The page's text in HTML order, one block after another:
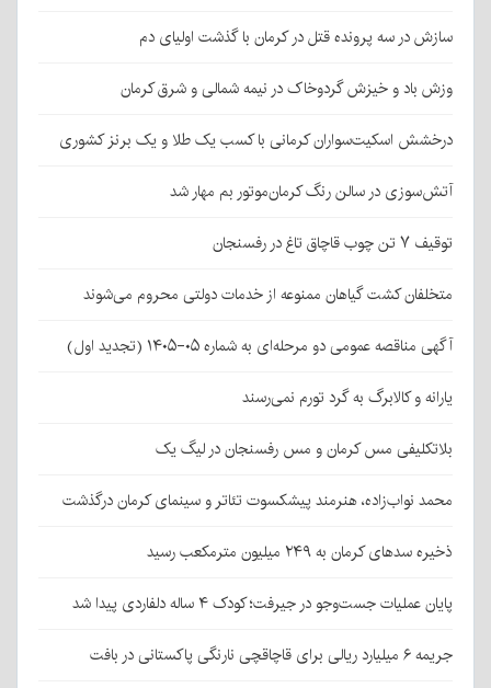
سازش در سه پرونده قتل در کرمان با گذشت اولیای دم
وزش باد و خیزش گردوخاک در نیمه شمالی و شرق کرمان
درخشش اسکیت‌سواران کرمانی با کسب یک طلا و یک برنز کشوری
آتش‌سوزی در سالن رنگ کرمان‌موتور بم مهار شد
توقیف ۷ تن چوب قاچاق تاغ در رفسنجان
متخلفان کشت گیاهان ممنوعه از خدمات دولتی محروم می‌شوند
آگهی مناقصه عمومی دو مرحله‌ای به شماره ۰۵-۱۴۰۵ (تجدید اول)
یارانه و کالابرگ به گرد تورم نمی‌رسند
بلاتکلیفی مس کرمان و مس رفسنجان در لیگ یک
محمد نواب‌زاده، هنرمند پیشکسوت تئاتر و سینمای کرمان درگذشت
ذخیره سدهای کرمان به ۲۴۹ میلیون مترمکعب رسید
پایان عملیات جست‌وجو در جیرفت؛ کودک ۴ ساله دلفاردی پیدا شد
جریمه ۶ میلیارد ریالی برای قاچاقچی نارنگی پاکستانی در بافت